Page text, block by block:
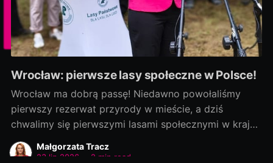
Wrocław: pierwsze lasy społeczne w Polsce!
Wrocław ma dobrą passę! Niedawno powołaliśmy
pierwszy rezerwat przyrody w mieście, a dziś
chwalimy się pierwszymi lasami społecznymi w kraju!
Rozmowy zaczęliśmy jako ostatni, a efekty
dowozimy jako pierwsi! Było to możliwe, bo nie
Małgorzata Tracz
23 lip 2026 2 min read